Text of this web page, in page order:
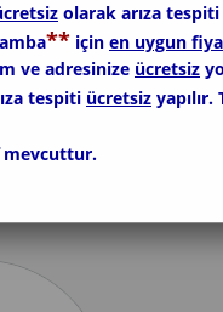
olarak arıza
** için en uygun
ve adresinize ücretsiz
tespiti ücretsiz
mevcuttur.